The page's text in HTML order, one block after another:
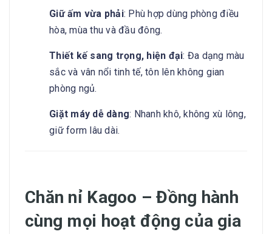
Giữ ấm vừa phải: Phù hợp dùng phòng điều
hòa, mùa thu và đầu đông.
Thiết kế sang trọng, hiện đại: Đa dạng màu
sắc và vân nổi tinh tế, tôn lên không gian
phòng ngủ.
Giặt máy dễ dàng: Nhanh khô, không xù lông,
giữ form lâu dài.
Chăn nỉ Kagoo – Đồng hành
cùng mọi hoạt động của gia